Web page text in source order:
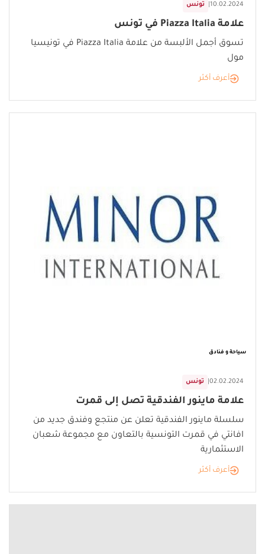
تونس 10.02.2024
علامة Piazza Italia في تونس
تسوق أجمل الألبسة من علامة Piazza Italia في تونيسيا
مول
أعرف أكثر
سياحة و فنادق
تونس 02.02.2024
علامة ماينور الفندقية تصل إلى قمرت
سلسلة ماينور الفندقية تعلن عن منتجع وفندق جديد من
افانتي في قمرت التونسية بالتعاون مع مجموعة شعبان
الاستثمارية
أعرف أكثر